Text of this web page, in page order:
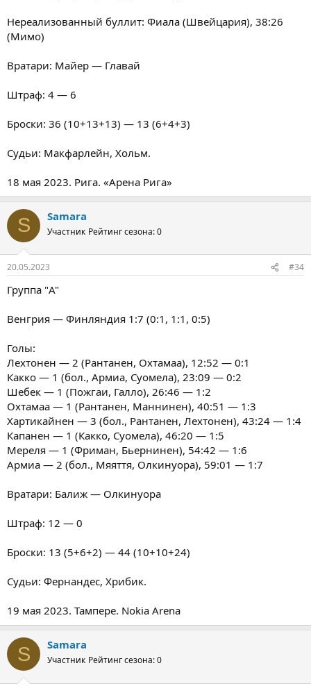
Нереализованный буллит: Фиала (Швейцария), 38:26
(Мимо)
Вратари: Майер — Главай
Штраф: 4 — 6
Броски: 36 (10+13+13) — 13 (6+4+3)
Судьи: Макфарлейн, Хольм.
18 мая 2023. Рига. «Арена Рига»
S Samara
Участник Рейтинг сезона: 0
20.05.2023 #34
Группа "A"
Венгрия — Финляндия 1:7 (0:1, 1:1, 0:5)
Голы:
Лехтонен — 2 (Рантанен, Охтамаа), 12:52 — 0:1
Какко — 1 (бол., Армиа, Суомела), 23:09 — 0:2
Шебек — 1 (Пожгаи, Галло), 26:46 — 1:2
Охтамаа — 1 (Рантанен, Маннинен), 40:51 — 1:3
Хартикайнен — 3 (бол., Рантанен, Лехтонен), 43:24 — 1:4
Капанен — 1 (Какко, Суомела), 46:20 — 1:5
Мереля — 1 (Фриман, Бьернинен), 54:42 — 1:6
Армиа — 2 (бол., Мяяття, Олкинуора), 59:01 — 1:7
Вратари: Балиж — Олкинуора
Штраф: 12 — 0
Броски: 13 (5+6+2) — 44 (10+10+24)
Судьи: Фернандес, Хрибик.
19 мая 2023. Тампере. Nokia Arena
S Samara
Участник Рейтинг сезона: 0